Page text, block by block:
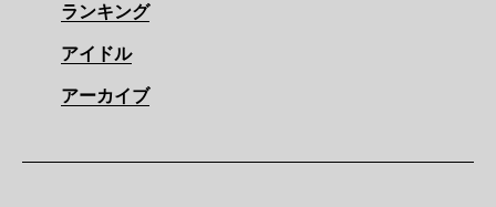
ランキング
アイドル
アーカイブ